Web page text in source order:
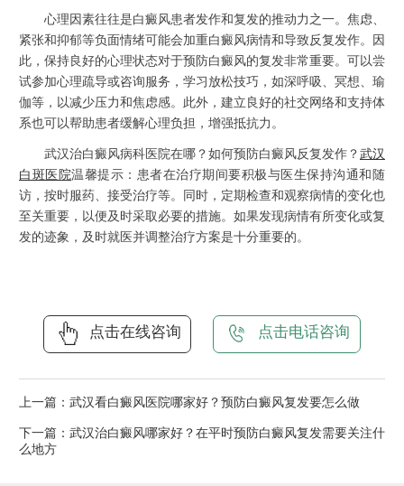
心理因素往往是白癜风患者发作和复发的推动力之一。焦虑、
紧张和抑郁等负面情绪可能会加重白癜风病情和导致反复发作。因
此，保持良好的心理状态对于预防白癜风的复发非常重要。可以尝
试参加心理疏导或咨询服务，学习放松技巧，如深呼吸、冥想、瑜
伽等，以减少压力和焦虑感。此外，建立良好的社交网络和支持体
系也可以帮助患者缓解心理负担，增强抵抗力。
武汉治白癜风病科医院在哪？如何预防白癜风反复发作？ 武汉
白斑医院温馨提示：患者在治疗期间要积极与医生保持沟通和随
访，按时服药、接受治疗等。同时，定期检查和观察病情的变化也
至关重要，以便及时采取必要的措施。如果发现病情有所变化或复
发的迹象，及时就医并调整治疗方案是十分重要的。
点击在线咨询 点击电话咨询
上一篇： 武汉看白癜风医院哪家好？预防白癜风复发要怎么做
下一篇： 武汉治白癜风哪家好？在平时预防白癜风复发需要关注什
么地方